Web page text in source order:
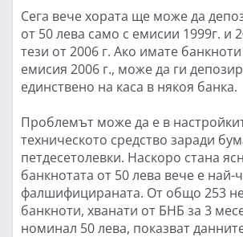
Сега вече хората ще може да
от 50 лева само с емисии 1999г. и
тези от 2006 г. Ако имате
емисия 2006 г., може да ги
единствено на каса в някоя банка.
Проблемът може да е в
техническото средство заради
петдесетолевки. Наскоро стана
банкнотата от 50 лева вече е най-
фалшифицираната. От общо 253
банкноти, хванати от БНБ за 3
номинал 50 лева, показват